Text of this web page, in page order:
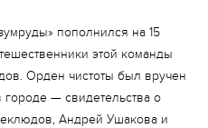
фото
пополнился на 15
этой команды
Орден чистоты был вручен
городе — свидетельства о
Андрей Ушакова и